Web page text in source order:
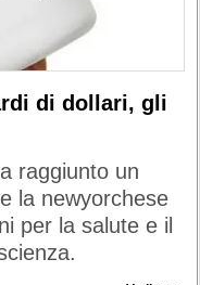
di dollari, gli
raggiunto un
la newyorchese
per la salute e il